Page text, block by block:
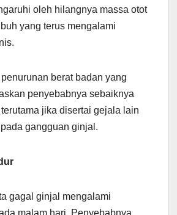
oleh hilangnya massa otot
yang terus mengalami
berat badan yang
penyebabnya sebaiknya
jika disertai gejala lain
gangguan ginjal.
gagal ginjal mengalami